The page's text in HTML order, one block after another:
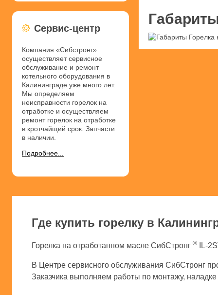
Сервис-центр
Компания «Сибстронг»
осуществляет сервисное
обслуживание и ремонт
котельного оборудования в
Калининграде уже много лет.
Мы определяем
неисправности горелок на
отработке и осуществляем
ремонт горелок на отработке
в кротчайщий срок. Запчасти
в наличии.
Подробнее...
Где купить горелку в
Горелка на отработанном масле СибСтронг ® IL-
В Центре сервисного обслуживания СибСтронг
Заказчика выполняем работы по монтажу, наладке